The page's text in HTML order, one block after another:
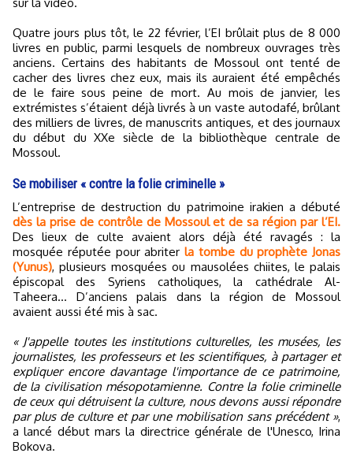
Quatre jours plus tôt, le 22 février, l’EI brûlait plus de 8 000
livres en public, parmi lesquels de nombreux ouvrages très
anciens. Certains des habitants de Mossoul ont tenté de
cacher des livres chez eux, mais ils auraient été empêchés
de le faire sous peine de mort. Au mois de janvier, les
extrémistes s’étaient déjà livrés à un vaste autodafé, brûlant
des milliers de livres, de manuscrits antiques, et des journaux
du début du XXe siècle de la bibliothèque centrale de
Mossoul.
Se mobiliser « contre la folie criminelle »
L’entreprise de destruction du patrimoine irakien a débuté
dès la prise de contrôle de Mossoul et de sa région par l’EI.
Des lieux de culte avaient alors déjà été ravagés : la
mosquée réputée pour abriter la tombe du prophète Jonas
(Yunus), plusieurs mosquées ou mausolées chiites, le palais
épiscopal des Syriens catholiques, la cathédrale Al-
Taheera... D’anciens palais dans la région de Mossoul
avaient aussi été mis à sac.
« J'appelle toutes les institutions ‎culturelles, les musées, les
journalistes, les professeurs et les scientifiques, à partager et
expliquer encore davantage l'importance de ce patrimoine,
de la civilisation mésopotamienne. Contre la folie criminelle
de ceux qui détruisent la culture, nous devons aussi répondre
par plus de culture et par une mobilisation sans précédent »,
a lancé début mars la directrice générale de l'Unesco, Irina
Bokova.